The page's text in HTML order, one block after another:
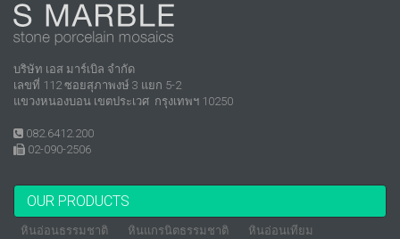
บริษัท เอส มาร์เบิล จำกัด
เลขที่ 112 ซอยสุภาพงษ์ 3 แยก 5-2
แขวงหนองบอน เขตประเวศ กรุงเทพฯ 10250
082.6412.200
02-090-2506
OUR PRODUCTS
หินอ่อนธรรมชาติ หินแกรนิตธรรมชาติ หินอ่อนเทียม